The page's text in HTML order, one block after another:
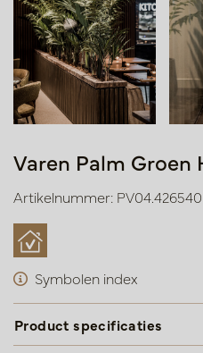
Varen Palm Groen
Artikelnummer: PV04.426540
Symbolen index
Product specificaties